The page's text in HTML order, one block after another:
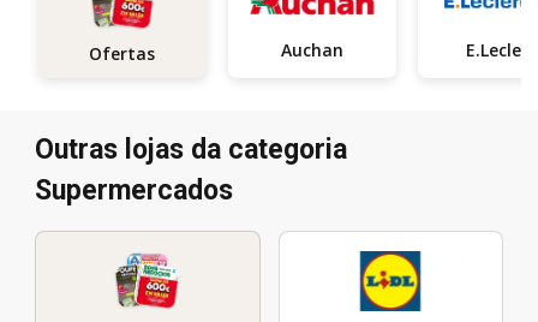
Ofertas Auchan E.Leclerc
Outras lojas da categoria
Supermercados